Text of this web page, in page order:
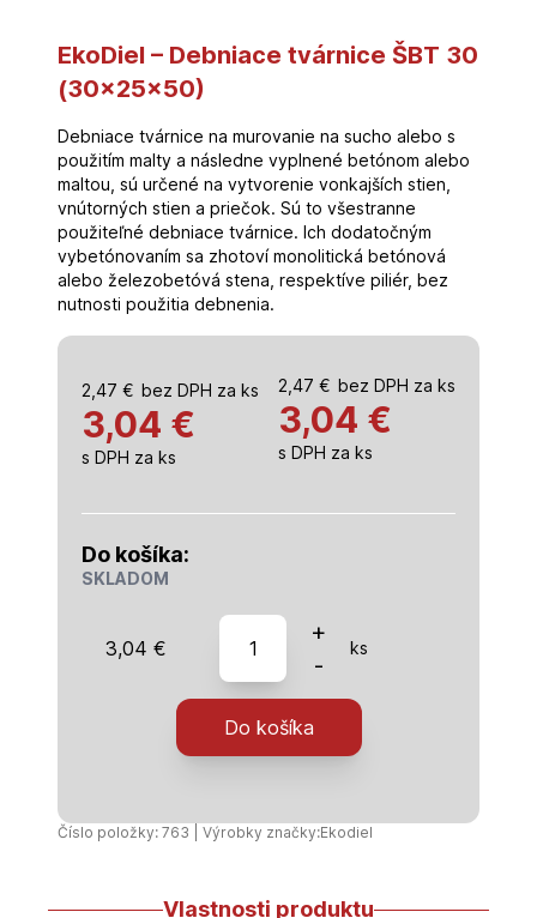
EkoDiel – Debniace tvárnice ŠBT 30
(30x25x50)
Debniace tvárnice na murovanie na sucho alebo s
použitím malty a následne vyplnené betónom alebo
maltou, sú určené na vytvorenie vonkajších stien,
vnútorných stien a priečok. Sú to všestranne
použiteľné debniace tvárnice. Ich dodatočným
vybetónovaním sa zhotoví monolitická betónová
alebo železobetóvá stena, respektíve piliér, bez
nutnosti použitia debnenia.
2,47 € bez DPH za ks
3,04 €
s DPH za ks
2,47 € bez DPH za ks
3,04 €
s DPH za ks
Do košíka:
SKLADOM
3,04 €
množstvo
EkoDiel
-
Debniace
tvárnice
(30x25x50)
+
-
ks
Do košíka
Číslo položky: 763 | Výrobky značky:Ekodiel
Vlastnosti produktu